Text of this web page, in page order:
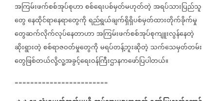
အကြမ်းဖက်စစ်အုပ်စုဟာစစ်ရေးပစ်မှတ်မဟုတ်တဲ့အရပ်သားပြည်သူ
တွေနေထိုင်ရာနေရာတွေကိုရည်ရွယ်ချက်ရှိရှိပစ်မှတ်ထားတိုက်ခိုက်မှု
တွေဆက်လိုက်လုပ်နေတာဟာအကြမ်းဖက်စစ်အုပ်စုကျူးလွန်နေတဲ့
ဆိုးရွားတဲ့စစ်ရာဇဝတ်မှုတွေကိုမရပ်တန့်ဘူးဆိုတဲ့ သက်သေမှတ်တမ်း
တွေဖြစ်တယ်လို့လူ့အခွင့်ရေးဝန်ကြီးဌာနကဖော်ပြပါတယ်။
========================